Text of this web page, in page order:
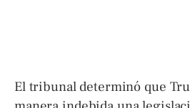
El tribunal determinó que